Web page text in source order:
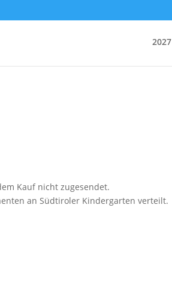
2027
Kauf nicht zugesendet.
an Südtiroler Kindergarten verteilt.